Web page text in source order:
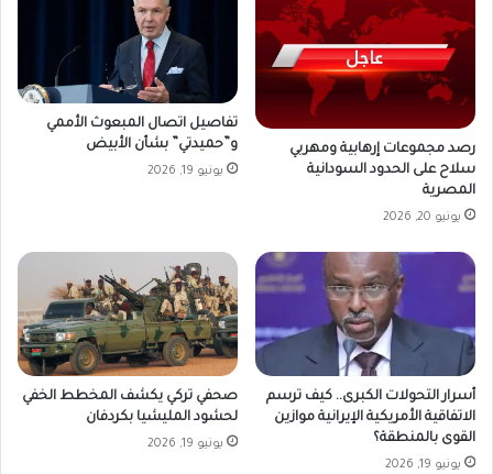
رصد مجموعات إرهابية ومهربي
سلاح على الحدود السودانية
المصرية
يونيو 20, 2026
تفاصيل اتصال المبعوث الأممي
و”حميدتي” بشأن الأبيض
يونيو 19, 2026
أسرار التحولات الكبرى.. كيف ترسم
الاتفاقية الأمريكية الإيرانية موازين
القوى بالمنطقة؟
يونيو 19, 2026
صحفي تركي يكشف المخطط الخفي
لحشود المليشيا بكردفان
يونيو 19, 2026